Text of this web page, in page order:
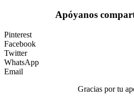
San Valentín y amor
Transporte
Verano y vacaciones
Libros para colorear para niños
Apóyanos
Pinterest
Facebook
Twitter
WhatsApp
Email
Gracias por tu